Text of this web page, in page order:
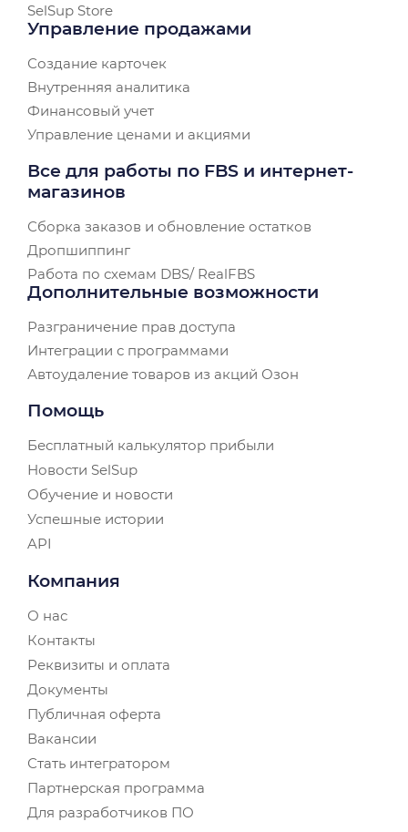
SelSup Store
Управление продажами
Создание карточек
Внутренняя аналитика
Финансовый учет
Управление ценами и акциями
Все для работы по FBS и интернет-
магазинов
Сборка заказов и обновление остатков
Дропшиппинг
Работа по схемам DBS/ RealFBS
Дополнительные возможности
Разграничение прав доступа
Интеграции с программами
Автоудаление товаров из акций Озон
Помощь
Бесплатный калькулятор прибыли
Новости SelSup
Обучение и новости
Успешные истории
API
Компания
О нас
Контакты
Реквизиты и оплата
Документы
Публичная оферта
Вакансии
Стать интегратором
Партнерская программа
Для разработчиков ПО